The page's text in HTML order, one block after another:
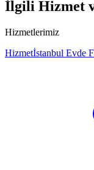
İlgili Hizmet
Hizmetlerimiz
Hizmetİstanbul Evde